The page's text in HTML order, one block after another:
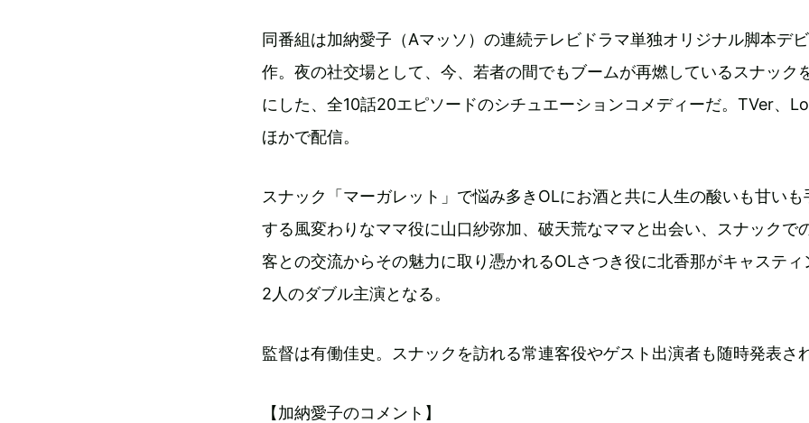
同番組は加納愛子（Aマッソ）の連続テレビドラマ単独オリジナル脚本デ
作。夜の社交場として、今、若者の間でもブームが再燃しているスナック
にした、全10話20エピソードのシチュエーションコメディーだ。TVer、
ほかで配信。
スナック「マーガレット」で悩み多きOLにお酒と共に人生の酸いも甘いも
する風変わりなママ役に山口紗弥加、破天荒なママと出会い、スナックで
客との交流からその魅力に取り憑かれるOLさつき役に北香那がキャスティ
2人のダブル主演となる。
監督は有働佳史。スナックを訪れる常連客役やゲスト出演者も随時発表さ
【加納愛子のコメント】